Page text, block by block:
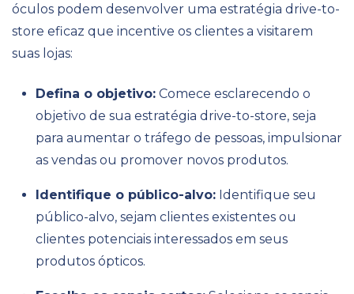
óculos podem desenvolver uma estratégia drive-to-
store eficaz que incentive os clientes a visitarem
suas lojas:
Defina o objetivo: Comece esclarecendo o
objetivo de sua estratégia drive-to-store, seja
para aumentar o tráfego de pessoas, impulsionar
as vendas ou promover novos produtos.
Identifique o público-alvo: Identifique seu
público-alvo, sejam clientes existentes ou
clientes potenciais interessados em seus
produtos ópticos.